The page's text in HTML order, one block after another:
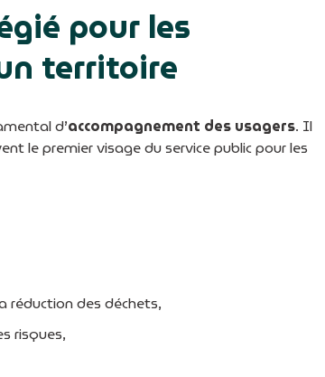
pour les
territoire
d’accompagnement des usagers. Il
le premier visage du service public pour les
réduction des déchets,
risques,